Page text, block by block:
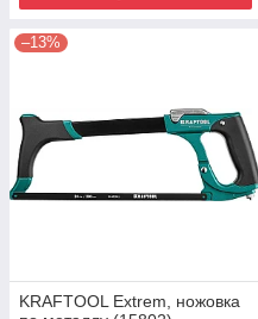
–13%
KRAFTOOL Extrem, ножовка